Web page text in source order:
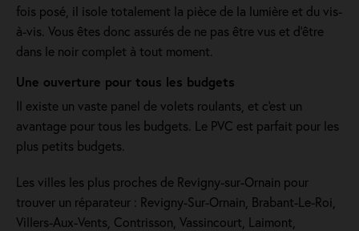
fois posé, il isole totalement la pièce de la lumière et du vis-
à-vis. Vous êtes donc assurés de ne pas être vus et d’être
dans le noir complet à tout moment.
Une ouverture pour tous les budgets
Il existe un vaste panel de volets roulants, et c'est un
avantage pour tous les budgets. Le PVC est parfait pour les
plus petits budgets.
Les villes les plus proches de Revigny-sur-Ornain pour
trouver un réparateur : Revigny-Sur-Ornain, Brabant-Le-Roi,
Villers-Aux-Vents, Contrisson, Vassincourt, Laimont,